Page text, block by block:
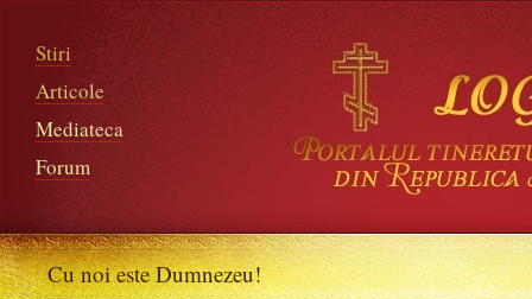
Stiri
Articole
Mediateca
Forum
Cu noi este Dumnezeu!